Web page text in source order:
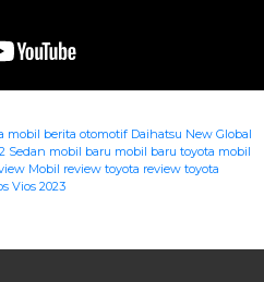
mobil berita otomotif Daihatsu New Global
Sedan mobil baru mobil baru toyota mobil
Mobil review toyota review toyota
Vios 2023